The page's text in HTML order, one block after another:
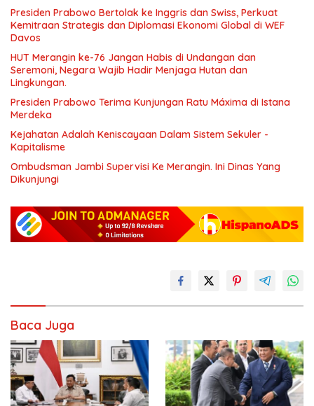
Presiden Prabowo Bertolak ke Inggris dan Swiss, Perkuat
Kemitraan Strategis dan Diplomasi Ekonomi Global di WEF
Davos
HUT Merangin ke-76 Jangan Habis di Undangan dan
Seremoni, Negara Wajib Hadir Menjaga Hutan dan
Lingkungan.
Presiden Prabowo Terima Kunjungan Ratu Máxima di Istana
Merdeka
Kejahatan Adalah Keniscayaan Dalam Sistem Sekuler -
Kapitalisme
Ombudsman Jambi Supervisi Ke Merangin. Ini Dinas Yang
Dikunjungi
Baca Juga